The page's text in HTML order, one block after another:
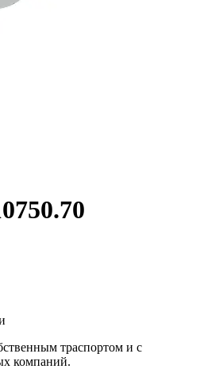
траспортом и с
компаний.